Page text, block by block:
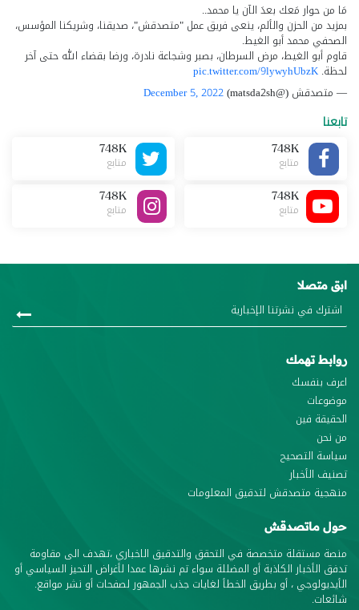
مَا من حوار مَعك بعدَ الآن يا محمد..
بمزيد من الحزن والألم، ينعى فريق عمل "متصدقش"، صديقنا، وشريكنا المؤسس،
الصحفي محمد أبو الغيط.
قاوم أبو الغيط، مرض السرطان، بصبر وشجاعة نادرة، ورضا بقضاء الله حتى آخر
لحظة. pic.twitter.com/9lywyhUbzK
— متصدقش (@matsda2sh)
December 5, 2022
تابعنا
748K
متابع
748K
متابع
748K
متابع
748K
متابع
ابق متصلا
روابط تهمك
اعرف بنفسك
موضوعات
الحقيقة فين
من نحن
سياسة التصحيح
تصنيف الأخبار
منهجية متصدقش لتدقيق المعلومات
حول ماتصدقش
منصة مستقلة متخصصة في التحقق والتدقيق الاخباري ،تهدف الى مقاومة
تدفق الأخبار الكاذبة أو المضللة سواء تم نشرها عمدا لأغراض التحيز السياسي أو
الأيديولوجي ، أو بطريق الخطأ لغايات جذب الجمهور لصفحات أو نشر مواقع.
شائعات.